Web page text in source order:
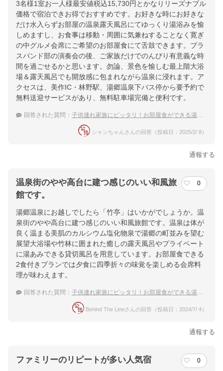
3名様1室お一人様最安値税込15,730円とかなりリーズナブル
価格で宿泊できお得でおすすめです。お好きな時にお好きな
だけ水入らずお部屋の温泉露天風呂にてゆっくり湯浴みを愉
しめますし、お食事は移動・周囲に気兼ねすることなく寛ぎ
の中グルメ会席にご希望のお部屋食にて舌鼓できます。ブラ
スバンド部の演奏会の後、ご家族だけでのんびり有意義な時
間を過ごせるかと思います。勿論、景色を愉しむ最上階大浴
場＆露天風呂でも開放感に包まれながら温泉に浸れます。ア
クセスは、美作IC・林野駅、湯郷温泉下バス停から要予約で
無料送迎サービスがあり、無料駐車場完備と便利です。
回答された質問： 子供連れ家族にピッタリ！お部屋食ができる湯郷温泉のお宿は？
シャンちゃんさんの回答（投稿日：2025/2/ 8）
通報する
温泉街のやや高台に建つ感じのいい和風旅
館です。
0
湯郷温泉にお越しでしたら「竹亭」はいかがでしょうか。温
泉街のやや高台に建つ感じのいい和風旅館です。温泉は体が
良く温まる美肌のカルシウム塩化物泉で湯郷の町並みを望む
展望大浴場や竹林に囲まれた癒しの露天風呂やプライベート
に湯あみできる貸切風呂を用意しています。お部屋食できる
2食付きプランでは夕食に四季折々の味覚を楽しめる会席料
理が味わえます。
回答された質問： 子供連れ家族にピッタリ！お部屋食ができる湯郷温泉のお宿は？
Behind The Lineさんの回答（投稿日：2024/7/ 4）
通報する
ファミリーのリピートが多い人気宿 0